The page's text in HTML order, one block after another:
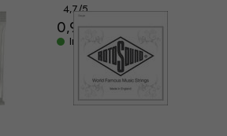
4,7/5
0,99 €
Ir noliktavā